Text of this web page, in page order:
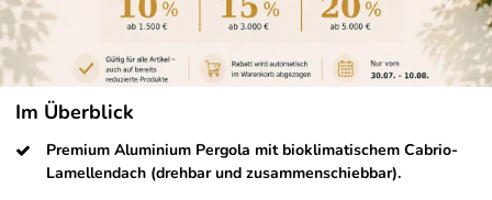
Im Überblick
Premium Aluminium Pergola mit bioklimatischem Cabrio-
Lamellendach (drehbar und zusammenschiebbar).